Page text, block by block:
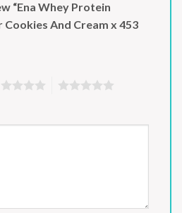
“Ena Whey Protein
And Cream x 453